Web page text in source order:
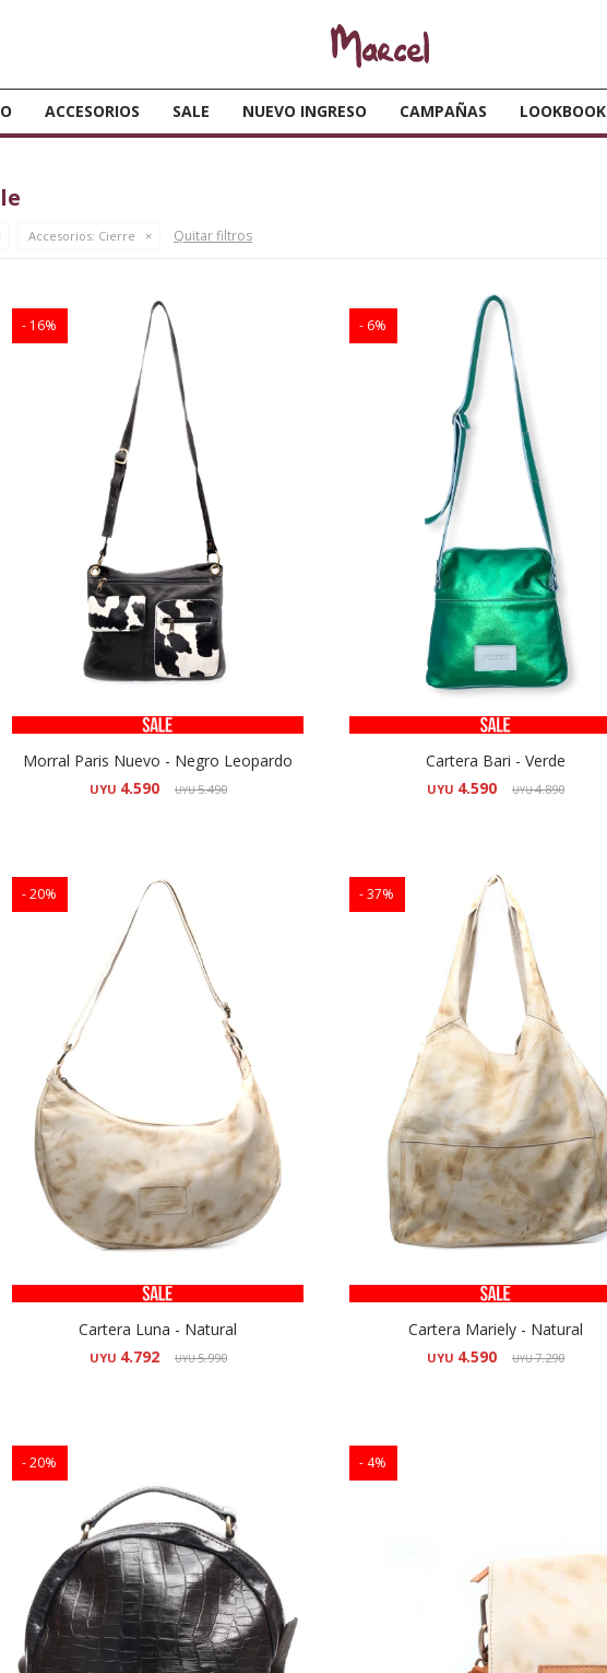
ACCESORIOS SALE NUEVO INGRESO CAMPAÑAS LOOKBOOK
Accesorios: Cierre Quitar filtros
16
Morral Paris Nuevo - Negro Leopardo
UYU 4.590 UYU5.490
6
Cartera Bari - Verde
UYU 4.590 UYU4.890
20
Cartera Luna - Natural
UYU 4.792 UYU5.990
37
Cartera Mariely - Natural
UYU 4.590 UYU7.290
20 4